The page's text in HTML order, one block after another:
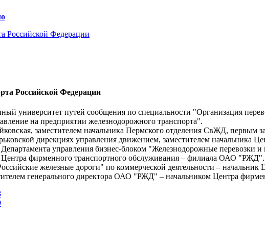
Российской Федерации
Российской Федерации
университет путей сообщения по специальности "Организация
на предприятии железнодорожного транспорта".
заместителем начальника Пермского отделения СвЖД,
дирекциях управления движением, заместителем начальника
управления бизнес-блоком "Железнодорожные перевозки и
Центра фирменного транспортного обслуживания – филиала ОАО "РЖД".
железные дороги" по коммерческой деятельности –
генерального директора ОАО "РЖД" – начальником Центра